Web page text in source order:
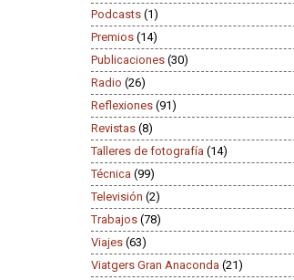
Podcasts (1)
Premios (14)
Publicaciones (30)
Radio (26)
Reflexiones (91)
Revistas (8)
Talleres de fotografía (14)
Técnica (99)
Televisión (2)
Trabajos (78)
Viajes (63)
Viatgers Gran Anaconda (21)